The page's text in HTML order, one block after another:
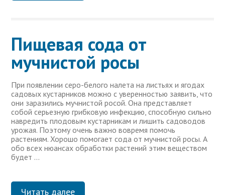
Пищевая сода от
мучнистой росы
При появлении серо-белого налета на листьях и ягодах
садовых кустарников можно с уверенностью заявить, что
они заразились мучнистой росой. Она представляет
собой серьезную грибковую инфекцию, способную сильно
навредить плодовым кустарникам и лишить садоводов
урожая. Поэтому очень важно вовремя помочь
растениям. Хорошо помогает сода от мучнистой росы. А
обо всех нюансах обработки растений этим веществом
будет …
Читать далее